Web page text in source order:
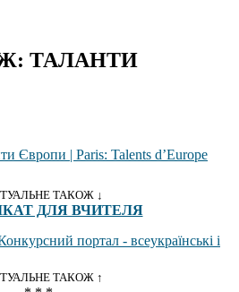
ТАЛАНТИ
ТАКОЖ ↓
ДЛЯ ВЧИТЕЛЯ
ТАКОЖ ↑